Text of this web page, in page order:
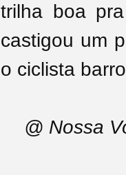
trilha boa
castigou um
o ciclista
@ Nossa